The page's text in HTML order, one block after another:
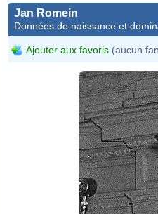
Jan Romein
Données de naissance et
Ajouter aux favoris (aucun